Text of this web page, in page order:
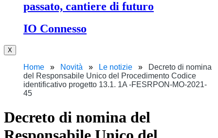
passato, cantiere di futuro
IO Connesso
X
Home Novità Le notizie
Decreto di nomina
del Responsabile Unico del Procedimento Codice
identificativo progetto 13.1. 1A -FESRPON-MO-2021-
45
Decreto di nomina del